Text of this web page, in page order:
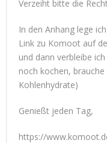
Verzeiht bitte die
In den Anhang lege
Link zu Komoot auf
und dann verbleibe
noch kochen,
Kohlenhydrate)
Genießt jeden Tag,
https://